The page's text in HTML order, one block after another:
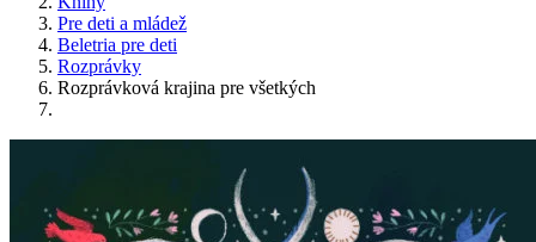
Pre deti a mládež
Beletria pre deti
Rozprávky
Rozprávková krajina pre všetkých